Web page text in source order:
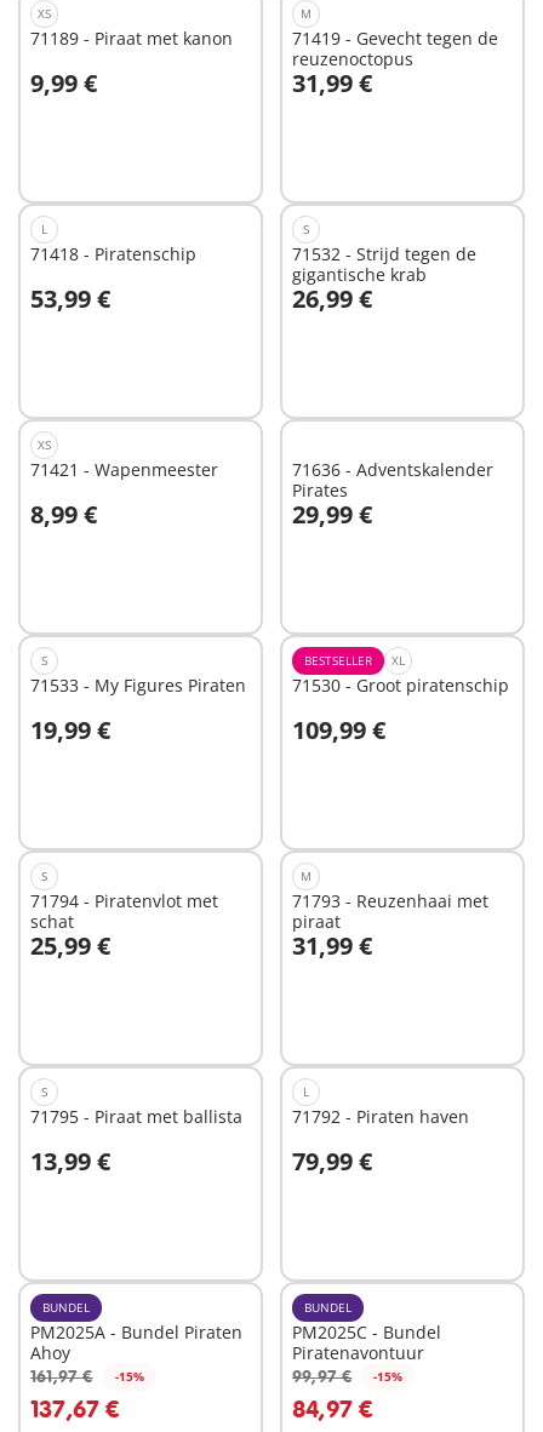
XS
71189 - Piraat met kanon
9,99 €
M
71419 - Gevecht tegen de
reuzenoctopus
31,99 €
In winkelwagen
L
71418 - Piratenschip
53,99 €
In winkelwagen
S
71532 - Strijd tegen de
gigantische krab
26,99 €
In winkelwagen
XS
71421 - Wapenmeester
8,99 €
In winkelwagen
71636 - Adventskalender
Pirates
29,99 €
In winkelwagen
S
71533 - My Figures Piraten
19,99 €
In winkelwagen
BESTSELLER XL
71530 - Groot piratenschip
109,99 €
In winkelwagen
S
71794 - Piratenvlot met
schat
25,99 €
In winkelwagen
M
71793 - Reuzenhaai met
piraat
31,99 €
In winkelwagen
S
71795 - Piraat met ballista
13,99 €
In winkelwagen
L
71792 - Piraten haven
79,99 €
In winkelwagen
BUNDEL
PM2025A - Bundel Piraten
Ahoy
161,97 € -15%
137,67 €
In winkelwagen
BUNDEL
PM2025C - Bundel
Piratenavontuur
99,97 € -15%
84,97 €
In winkelwagen